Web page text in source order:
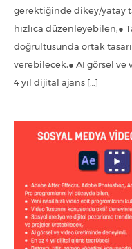
gerektiğinde dikey/yatay
hızlıca düzenleyebilen,●
doğrultusunda ortak
verebilecek,● AI görsel
4 yıl dijital ajans […]